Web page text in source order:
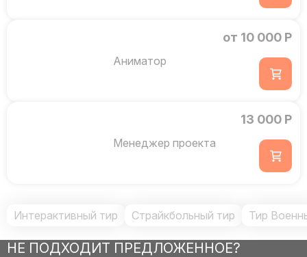
Аниматор
от 10 000 Р
Менеджер проекта
13 000 Р
Интерактивный тир Страйкбольный тир Тир
НЕ ПОДХОДИТ ПРЕДЛОЖЕННОЕ?